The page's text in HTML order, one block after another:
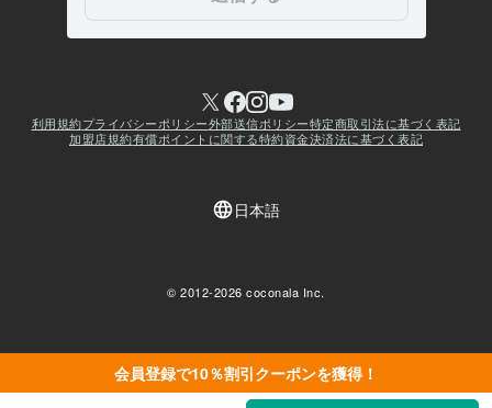
会員登録で10％割引クーポンを獲得！